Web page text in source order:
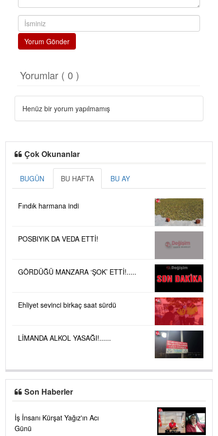
Yorum Gönder
Yorumlar ( 0 )
Henüz bir yorum yapılmamış
Çok Okunanlar
BUGÜN BU HAFTA BU AY
Fındık harmana indi
POSBIYIK DA VEDA ETTİ!
GÖRDÜĞÜ MANZARA ‘ŞOK’ ETTİ!.....
Ehliyet sevinci birkaç saat sürdü
LİMANDA ALKOL YASAĞI!......
Son Haberler
İş İnsanı Kürşat Yağız'ın Acı
Günü